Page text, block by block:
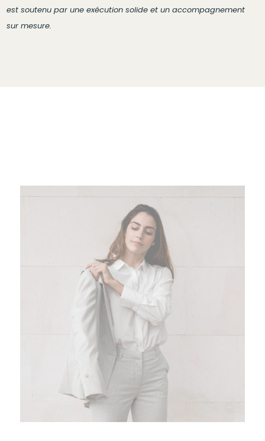
est soutenu par une exécution solide et un accompagnement
sur mesure.